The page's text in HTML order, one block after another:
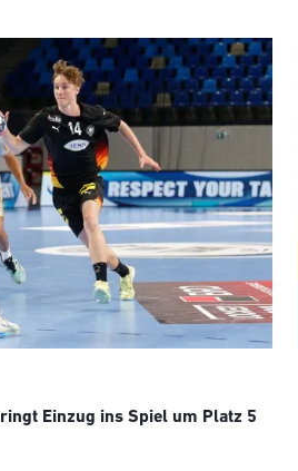
Einzug ins Spiel um Platz 5